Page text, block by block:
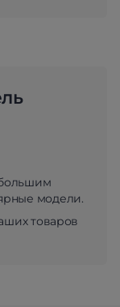
модели.
товаров